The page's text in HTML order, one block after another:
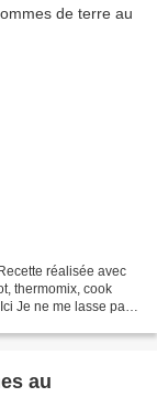
réalisée avec
thermomix, cook
Je ne me lasse pas
au